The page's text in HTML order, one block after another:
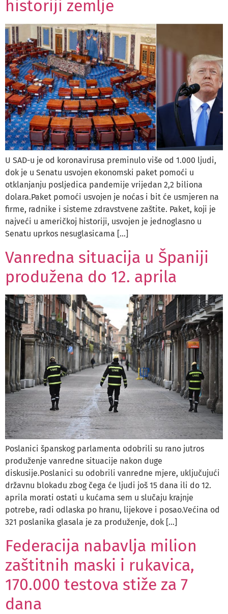
historiji zemlje
U SAD-u je od koronavirusa preminulo više od 1.000 ljudi,
dok je u Senatu usvojen ekonomski paket pomoći u
otklanjanju posljedica pandemije vrijedan 2,2 biliona
dolara.Paket pomoći usvojen je noćas i bit će usmjeren na
firme, radnike i sisteme zdravstvene zaštite. Paket, koji je
najveći u američkoj historiji, usvojen je jednoglasno u
Senatu uprkos nesuglasicama […]
Vanredna situacija u Španiji
produžena do 12. aprila
Poslanici španskog parlamenta odobrili su rano jutros
produženje vanredne situacije nakon duge
diskusije.Poslanici su odobrili vanredne mjere, uključujući
državnu blokadu zbog čega će ljudi još 15 dana ili do 12.
aprila morati ostati u kućama sem u slučaju krajnje
potrebe, radi odlaska po hranu, lijekove i posao.Većina od
321 poslanika glasala je za produženje, dok […]
Federacija nabavlja milion
zaštitnih maski i rukavica,
170.000 testova stiže za 7
dana